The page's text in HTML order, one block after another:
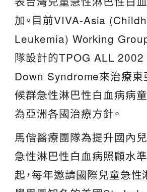
加。目前VIVA-Asia
Leukemia) Working
隊設計的TPOG ALL
Down Syndrome來治療東
候群急性淋巴性白血病病
為亞洲各國治療方針。
馬偕醫療團隊為提升國內
急性淋巴性白血病照顧水
起，每年邀請國際兒童急